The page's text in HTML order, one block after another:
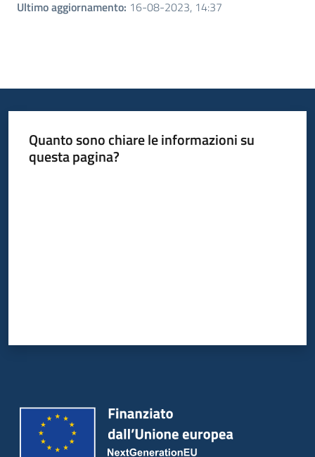
Ultimo aggiornamento: 16-08-2023, 14:37
Quanto sono chiare le informazioni su
questa pagina?